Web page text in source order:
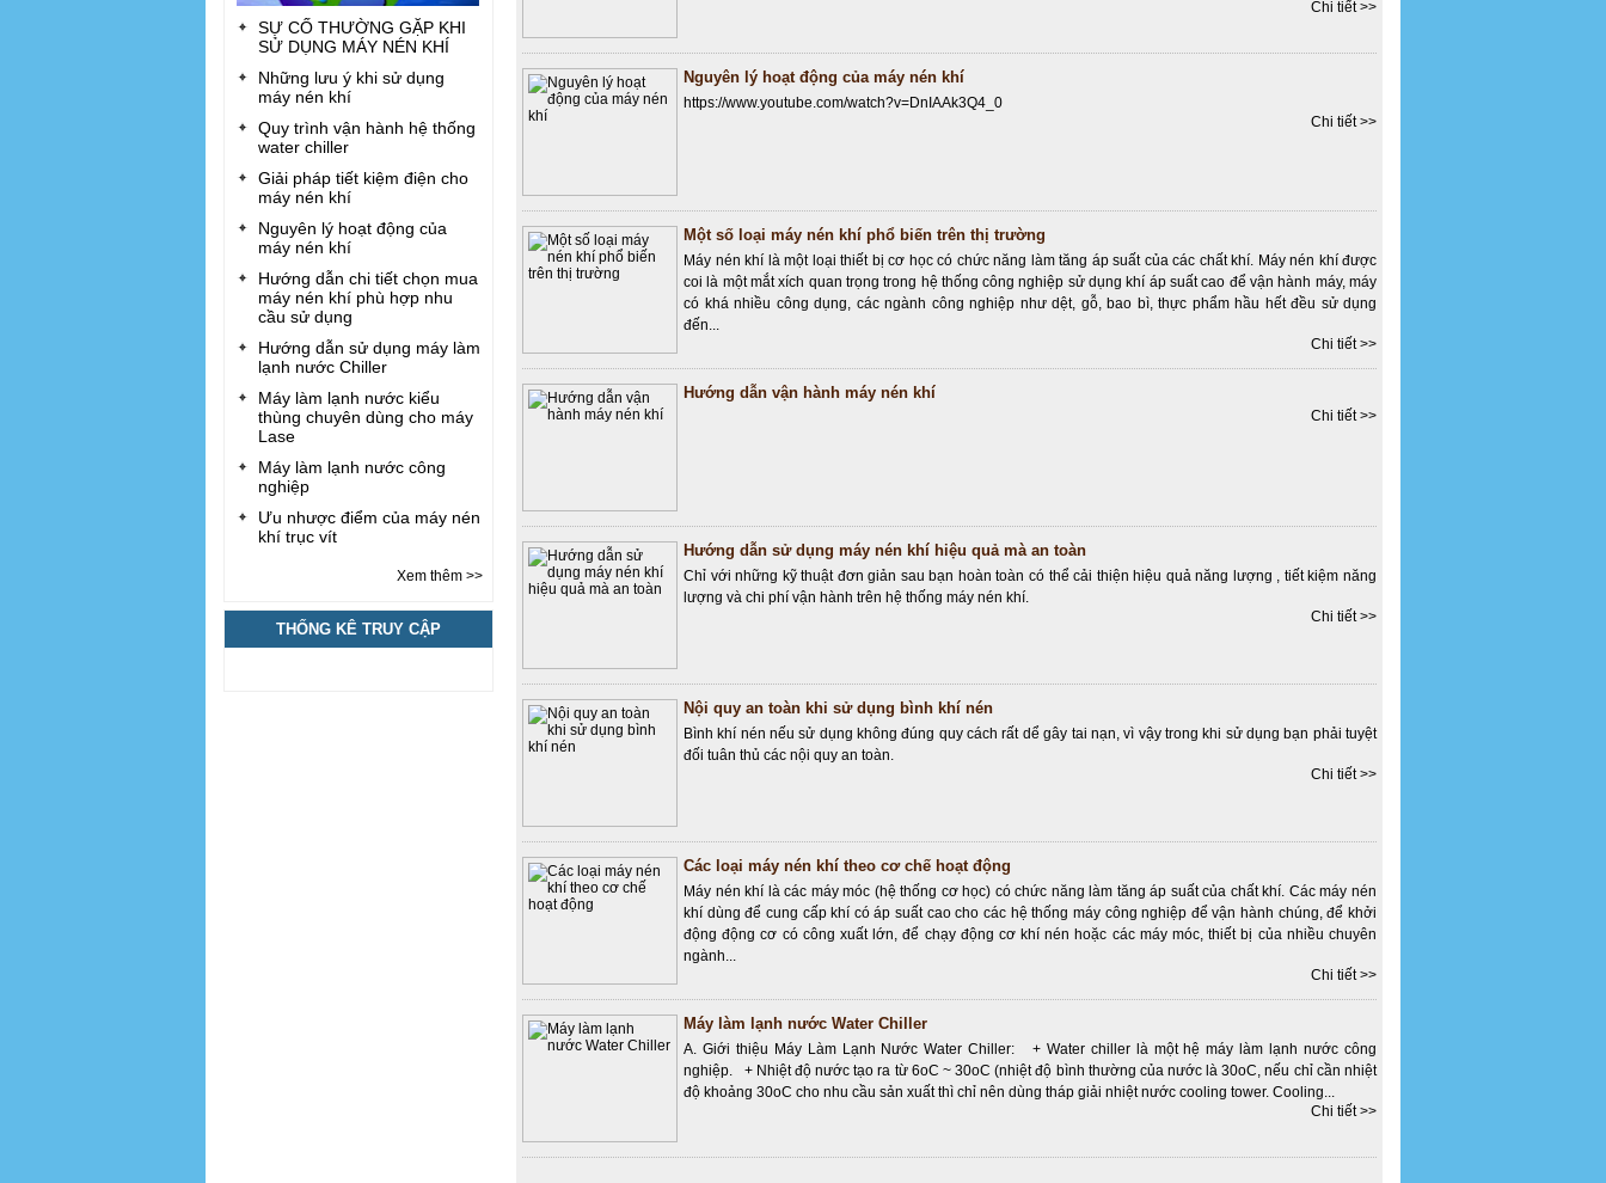
SỰ CỐ THƯỜNG GẶP KHI
SỬ DỤNG MÁY NÉN KHÍ
Những lưu ý khi sử dụng
máy nén khí
Quy trình vận hành hệ thống
water chiller
Giải pháp tiết kiệm điện cho
máy nén khí
Nguyên lý hoạt động của
máy nén khí
Hướng dẫn chi tiết chọn mua
máy nén khí phù hợp nhu
cầu sử dụng
Hướng dẫn sử dụng máy làm
lạnh nước Chiller
Máy làm lạnh nước kiểu
thùng chuyên dùng cho máy
Lase
Máy làm lạnh nước công
nghiệp
Ưu nhược điểm của máy nén
khí trục vít
Xem thêm >>
THỐNG KÊ TRUY CẬP
Chi tiết >>
Nguyên lý hoạt động của máy nén khí
https://www.youtube.com/watch?v=DnIAAk3Q4_0
Chi tiết >>
Một số loại máy nén khí phổ biến trên thị trường
Máy nén khí là một loại thiết bị cơ học có chức năng làm tăng áp suất của các chất khí. Máy nén khí được
coi là một mắt xích quan trọng trong hệ thống công nghiệp sử dụng khí áp suất cao để vận hành máy, máy
có khá nhiều công dụng, các ngành công nghiệp như dệt, gỗ, bao bì, thực phẩm hầu hết đều sử dụng
đến...
Chi tiết >>
Hướng dẫn vận hành máy nén khí
Chi tiết >>
Hướng dẫn sử dụng máy nén khí hiệu quả mà an toàn
Chỉ với những kỹ thuật đơn giản sau bạn hoàn toàn có thể cải thiện hiệu quả năng lượng , tiết kiệm năng
lượng và chi phí vận hành trên hệ thống máy nén khí.
Chi tiết >>
Nội quy an toàn khi sử dụng bình khí nén
Bình khí nén nếu sử dụng không đúng quy cách rất dể gây tai nạn, vì vậy trong khi sử dụng bạn phải tuyệt
đối tuân thủ các nội quy an toàn.
Chi tiết >>
Các loại máy nén khí theo cơ chế hoạt động
Máy nén khí là các máy móc (hệ thống cơ học) có chức năng làm tăng áp suất của chất khí. Các máy nén
khí dùng để cung cấp khí có áp suất cao cho các hệ thống máy công nghiệp để vận hành chúng, để khởi
động động cơ có công xuất lớn, để chạy động cơ khí nén hoặc các máy móc, thiết bị của nhiều chuyên
ngành...
Chi tiết >>
Máy làm lạnh nước Water Chiller
A. Giới thiệu Máy Làm Lạnh Nước Water Chiller: + Water chiller là một hệ máy làm lạnh nước công
nghiệp. + Nhiệt độ nước tạo ra từ 6oC ~ 30oC (nhiệt độ bình thường của nước là 30oC, nếu chỉ cần nhiệt
độ khoảng 30oC cho nhu cầu sản xuất thì chỉ nên dùng tháp giải nhiệt nước cooling tower. Cooling...
Chi tiết >>